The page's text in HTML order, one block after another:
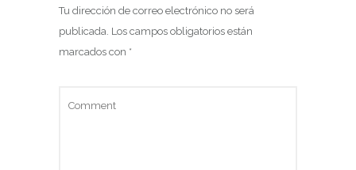
Tu dirección de correo electrónico no será
publicada. Los campos obligatorios están
marcados con *